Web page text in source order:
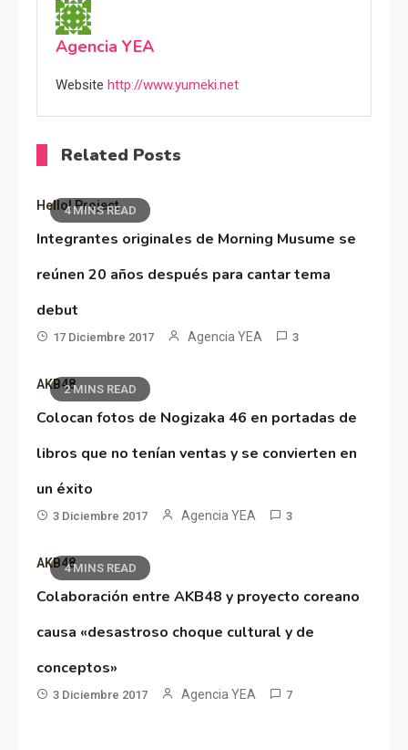
Agencia YEA
Website http://www.yumeki.net
Related Posts
4 MINS READ
Hello! Project
Integrantes originales de Morning Musume se
reúnen 20 años después para cantar tema
debut
17 Diciembre 2017 Agencia YEA 3
2 MINS READ
AKB48
Colocan fotos de Nogizaka 46 en portadas de
libros que no tenían ventas y se convierten en
un éxito
3 Diciembre 2017 Agencia YEA 3
4 MINS READ
AKB48
Colaboración entre AKB48 y proyecto coreano
causa «desastroso choque cultural y de
conceptos»
3 Diciembre 2017 Agencia YEA 7